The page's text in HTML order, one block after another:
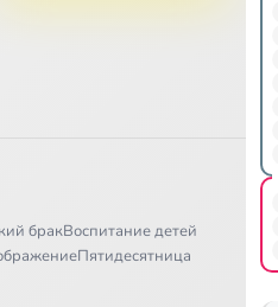
бракВоспитание детей
Пятидесятница